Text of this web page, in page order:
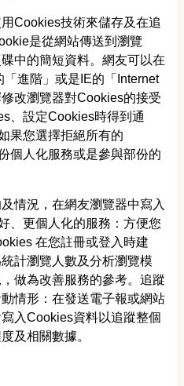
Cookies技術來儲存及在追
是從網站傳送到瀏覽
中的簡短資料。網友可以在
進階」或是IE的「Internet
改瀏覽器對Cookies的接受
、設定Cookies時得到通
果您選擇拒絕所有的
個人化服務或是參與部份的
情況，在網友瀏覽器中寫入
、更個人化的服務：方便您
在您註冊或登入時建
計瀏覽人數及分析瀏覽模
做為改善服務的參考。追蹤
情形：在發送電子報或網站
入Cookies資料以追蹤整個
及相關數據。